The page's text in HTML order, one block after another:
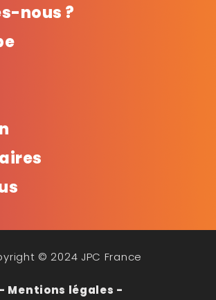
nous ?
© 2024 JPC France
- Mentions légales -